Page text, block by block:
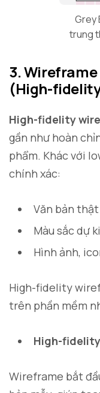
Grey
trung
3.
(High-
High-fidelity
gần như hoàn
phẩm. Khác với
chính xác:
Văn bản
Màu sắc dự
Hình ảnh,
High-fidelity
trên phần mềm
High-
Wireframe bắt